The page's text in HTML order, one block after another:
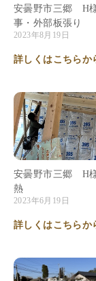
安曇野市三郷 H
事・外部板張り
2023年8月19日
詳しくはこちらか
安曇野市三郷 H
熱
2023年6月19日
詳しくはこちらか